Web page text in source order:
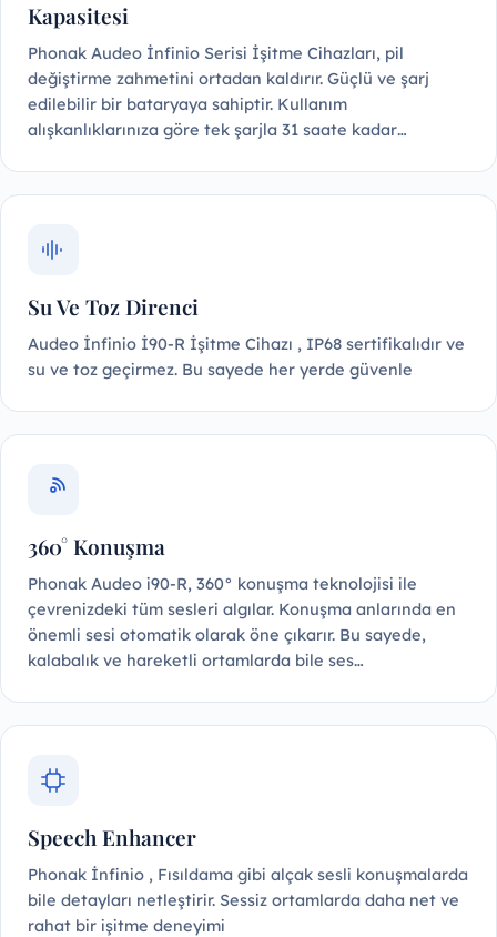
Kapasitesi
Phonak Audeo İnfinio Serisi İşitme Cihazları, pil
değiştirme zahmetini ortadan kaldırır. Güçlü ve şarj
edilebilir bir bataryaya sahiptir. Kullanım
alışkanlıklarınıza göre tek şarjla 31 saate kadar…
Su Ve Toz Direnci
Audeo İnfinio İ90-R İşitme Cihazı , IP68 sertifikalıdır ve
su ve toz geçirmez. Bu sayede her yerde güvenle
360° Konuşma
Phonak Audeo i90-R, 360° konuşma teknolojisi ile
çevrenizdeki tüm sesleri algılar. Konuşma anlarında en
önemli sesi otomatik olarak öne çıkarır. Bu sayede,
kalabalık ve hareketli ortamlarda bile ses…
Speech Enhancer
Phonak İnfinio , Fısıldama gibi alçak sesli konuşmalarda
bile detayları netleştirir. Sessiz ortamlarda daha net ve
rahat bir işitme deneyimi